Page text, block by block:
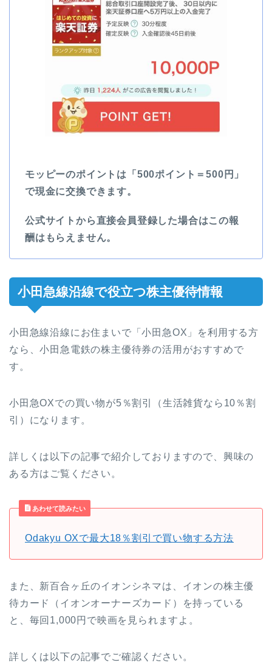
モッピーのポイントは「500ポイント＝500円」
で現金に交換できます。
公式サイトから直接会員登録した場合はこの報
酬はもらえません。
小田急線沿線で役立つ株主優待情報
小田急線沿線にお住まいで「小田急OX」を利用する方
なら、小田急電鉄の株主優待券の活用がおすすめで
す。
小田急OXでの買い物が5％割引（生活雑貨なら10％割
引）になります。
詳しくは以下の記事で紹介しておりますので、興味の
ある方はご覧ください。
あわせて読みたい
Odakyu OXで最大18％割引で買い物する方法
また、新百合ヶ丘のイオンシネマは、イオンの株主優
待カード（イオンオーナーズカード）を持っている
と、毎回1,000円で映画を見られますよ。
詳しくは以下の記事でご確認ください。